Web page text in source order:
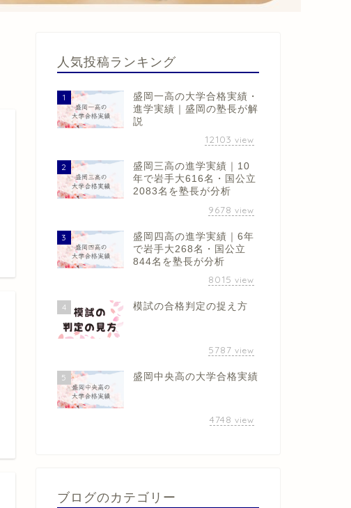
人気投稿ランキング
1
盛岡一高の大学合格実績・
進学実績｜盛岡の塾長が解
説
12103 view
2
盛岡三高の進学実績｜10
年で岩手大616名・国公立
2083名を塾長が分析
9678 view
3
盛岡四高の進学実績｜6年
で岩手大268名・国公立
844名を塾長が分析
8015 view
4 模試の合格判定の捉え方
5787 view
5 盛岡中央高の大学合格実績
4748 view
ブログのカテゴリー